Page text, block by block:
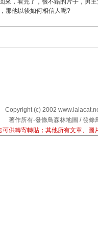
來，看完了，很不錯的片子，男
那他以後如何相信人呢?
Copyright (c) 2002
著作所有-發條鳥森林地圖 / 發條
可供轉寄轉貼；其他所有文章、